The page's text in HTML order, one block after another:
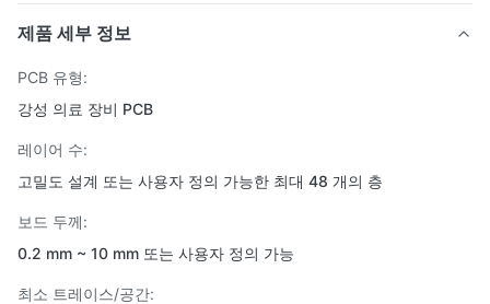
제품 세부 정보
PCB 유형:
강성 의료 장비 PCB
레이어 수:
고밀도 설계 또는 사용자 정의 가능한 최대 48 개의 층
보드 두께:
0.2 mm ~ 10 mm 또는 사용자 정의 가능
최소 트레이스/공간: